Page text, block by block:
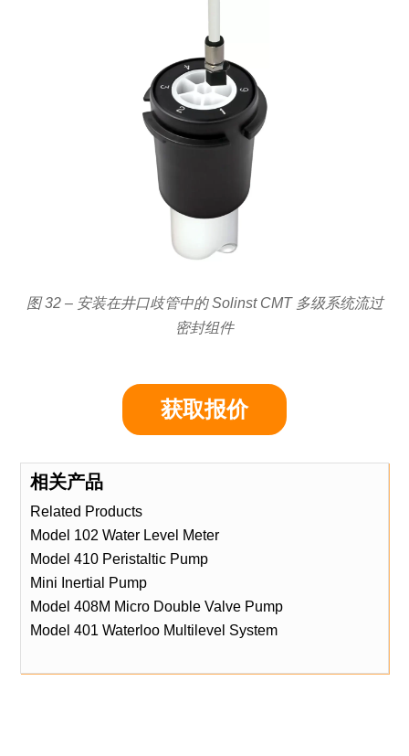
图 32 – 安装在井口歧管中的 Solinst CMT 多级系统流过
密封组件
获取报价
相关产品
Related Products
Model 102 Water Level Meter
Model 410 Peristaltic Pump
Mini Inertial Pump
Model 408M Micro Double Valve Pump
Model 401 Waterloo Multilevel System